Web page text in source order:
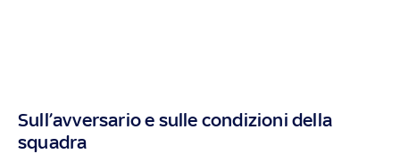
Sull’avversario e sulle condizioni della
squadra